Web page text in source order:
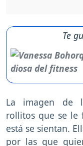
Te
La imagen de
rollitos que se le
está se sientan.
por las que